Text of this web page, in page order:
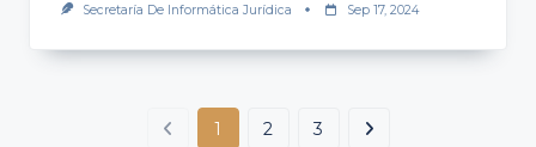
Secretaría De Informática Jurídica Sep 17, 2024
1 2 3